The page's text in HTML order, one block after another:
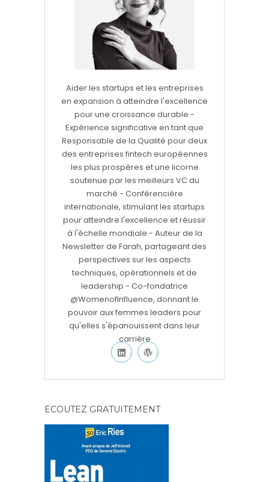
Aider les startups et les entreprises
en expansion à atteindre l'excellence
pour une croissance durable -
Expérience significative en tant que
Responsable de la Qualité pour deux
des entreprises fintech européennes
les plus prospères et une licorne
soutenue par les meilleurs VC du
marché - Conférencière
internationale, stimulant les startups
pour atteindre l'excellence et réussir
à l'échelle mondiale - Auteur de la
Newsletter de Farah, partageant des
perspectives sur les aspects
techniques, opérationnels et de
leadership - Co-fondatrice
@WomenofInfluence, donnant le
pouvoir aux femmes leaders pour
qu'elles s'épanouissent dans leur
carrière
ECOUTEZ GRATUITEMENT